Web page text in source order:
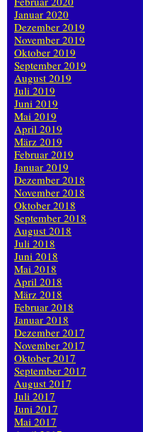
Januar 2020
Dezember 2019
November 2019
Oktober 2019
September 2019
August 2019
Juli 2019
Juni 2019
Mai 2019
April 2019
März 2019
Februar 2019
Januar 2019
Dezember 2018
November 2018
Oktober 2018
September 2018
August 2018
Juli 2018
Juni 2018
Mai 2018
April 2018
März 2018
Februar 2018
Januar 2018
Dezember 2017
November 2017
Oktober 2017
September 2017
August 2017
Juli 2017
Juni 2017
Mai 2017